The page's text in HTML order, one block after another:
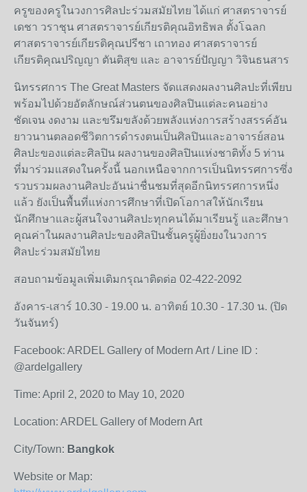
ครูของครูในวงการศิลปะร่วมสมัยไทย ได้แก่ ศาสตราจารย์
เดชา วราชุน ศาสตราจารย์เกียรติคุณอิทธิพล ตั้งโฉลก
ศาสตราจารย์เกียรติคุณปรีชา เถาทอง ศาสตราจารย์
เกียรติคุณปริญญา ตันติสุข และ อาจารย์ปัญญา วิจินธนสาร
นิทรรศการ The Great Masters จัดแสดงผลงานศิลปะที่เพียบ
พร้อมไปด้วยอัตลักษณ์ส่วนตนของศิลปินแต่ละคนอย่าง
ชัดเจน งดงาม และขรึมขลังด้วยพลังแห่งการสร้างสรรค์อัน
ยาวนานตลอดชีวิตการดำรงตนเป็นศิลปินและอาจารย์สอน
ศิลปะของแต่ละศิลปิน ผลงานของศิลปินแห่งชาติทั้ง 5 ท่าน
ที่มาร่วมแสดงในครั้งนี้ นอกเหนือจากการเป็นนิทรรศการซึ่ง
รวบรวมผลงานศิลปะอันน่าชื่นชมที่สุดอีกนิทรรศการหนึ่ง
แล้ว ยังเป็นพื้นที่แห่งการศึกษาที่เปิดโอกาสให้นักเรียน
นักศึกษาและผู้สนใจงานศิลปะทุกคนได้มาเรียนรู้ และศึกษา
คุณค่าในผลงานศิลปะของศิลปินชั้นครูผู้ยิ่งยงในวงการ
ศิลปะร่วมสมัยไทย
สอบถามข้อมูลเพิ่มเติมกรุณาติดต่อ 02-422-2092
อังคาร-เสาร์ 10.30 - 19.00 น. อาทิตย์ 10.30 - 17.30 น. (ปิด
วันจันทร์)
Facebook: ARDEL Gallery of Modern Art / Line ID :
@ardelgallery
Time: April 2, 2020 to May 10, 2020
Location: ARDEL Gallery of Modern Art
City/Town: Bangkok
Website or Map: